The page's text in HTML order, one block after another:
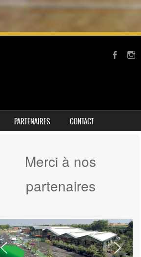
PARTENAIRES CONTACT
Merci à nos
partenaires